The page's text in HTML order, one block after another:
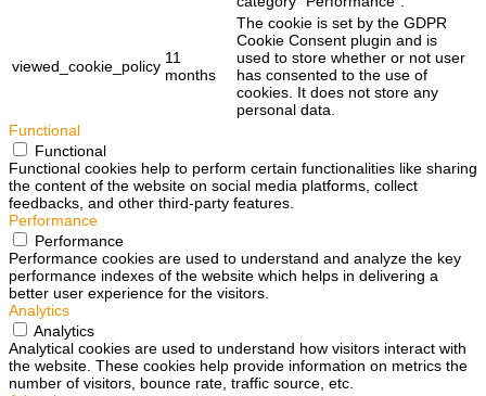
viewed_cookie_policy 11
months
The cookie is set by the GDPR
Cookie Consent plugin and is
used to store whether or not user
has consented to the use of
cookies. It does not store any
personal data.
Functional
Functional
Functional cookies help to perform certain functionalities like sharing
the content of the website on social media platforms, collect
feedbacks, and other third-party features.
Performance
Performance
Performance cookies are used to understand and analyze the key
performance indexes of the website which helps in delivering a
better user experience for the visitors.
Analytics
Analytics
Analytical cookies are used to understand how visitors interact with
the website. These cookies help provide information on metrics the
number of visitors, bounce rate, traffic source, etc.